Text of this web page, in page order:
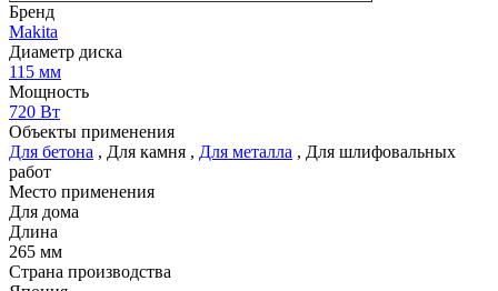
Бренд
Makita
Диаметр диска
115 мм
Мощность
720 Вт
Объекты применения
Для бетона , Для камня , Для металла , Для шлифовальных
работ
Место применения
Для дома
Длина
265 мм
Страна производства